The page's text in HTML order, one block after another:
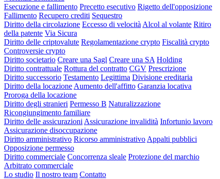
Esecuzione e fallimento Precetto esecutivo Rigetto dell'opposizione
Fallimento Recupero crediti Sequestro
Diritto della circolazione Eccesso di velocità Alcol al volante Ritiro
della patente Via Sicura
Diritto delle criptovalute Regolamentazione crypto Fiscalità crypto
Controversie crypto
Diritto societario Creare una Sagl Creare una SA Holding
Diritto contrattuale Rottura del contratto CGV Prescrizione
Diritto successorio Testamento Legittima Divisione ereditaria
Diritto della locazione Aumento dell'affitto Garanzia locativa
Proroga della locazione
Diritto degli stranieri Permesso B Naturalizzazione
Ricongiungimento familiare
Diritto delle assicurazioni Assicurazione invalidità Infortunio lavoro
Assicurazione disoccupazione
Diritto amministrativo Ricorso amministrativo Appalti pubblici
Opposizione permesso
Diritto commerciale Concorrenza sleale Protezione del marchio
Arbitrato commerciale
Lo studio Il nostro team Contatto